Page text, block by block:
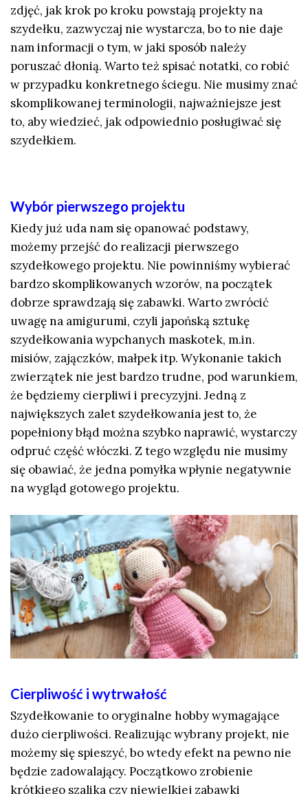
zdjęć, jak krok po kroku powstają projekty na
szydełku, zazwyczaj nie wystarcza, bo to nie daje
nam informacji o tym, w jaki sposób należy
poruszać dłonią. Warto też spisać notatki, co robić
w przypadku konkretnego ściegu. Nie musimy znać
skomplikowanej terminologii, najważniejsze jest
to, aby wiedzieć, jak odpowiednio posługiwać się
szydełkiem.
Wybór pierwszego projektu
Kiedy już uda nam się opanować podstawy,
możemy przejść do realizacji pierwszego
szydełkowego projektu. Nie powinniśmy wybierać
bardzo skomplikowanych wzorów, na początek
dobrze sprawdzają się zabawki. Warto zwrócić
uwagę na amigurumi, czyli japońską sztukę
szydełkowania wypchanych maskotek, m.in.
misiów, zajączków, małpek itp. Wykonanie takich
zwierzątek nie jest bardzo trudne, pod warunkiem,
że będziemy cierpliwi i precyzyjni. Jedną z
największych zalet szydełkowania jest to, że
popełniony błąd można szybko naprawić, wystarczy
odpruć część włóczki. Z tego względu nie musimy
się obawiać, że jedna pomyłka wpłynie negatywnie
na wygląd gotowego projektu.
Cierpliwość i wytrwałość
Szydełkowanie to oryginalne hobby wymagające
dużo cierpliwości. Realizując wybrany projekt, nie
możemy się spieszyć, bo wtedy efekt na pewno nie
będzie zadowalający. Początkowo zrobienie
krótkiego szalika czy niewielkiej zabawki